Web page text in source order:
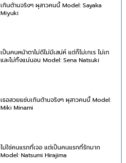
เกินต้านจริงๆ ผุสาวคนนี้ Model: Sayaka
Miyuki
เป็นคนหน้าตาไม่ดีไม่มีเสน่ห์ แต่ก็ไม่เกเร ไม่เท
และไม่ทิ้งแน่นอน Model: Sena Natsuki
เธอสวยแซ่บเกินต้านจริงๆ ผุสาวคนนี้ Model:
Miki Minami
ไม่ใช่คนแรกที่เจอ แต่เป็นคนแรกที่รักมาก
Model: Natsumi Hirajima